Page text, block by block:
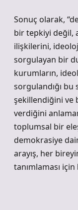
Sonuç olarak,
bir tepkiyi değil,
ilişkilerini,
sorgulayan bir
kurumların,
sorgulandığı
şekillendiğini ve
verdiğini
toplumsal bir
demokrasiye
arayış, her
tanımlaması için